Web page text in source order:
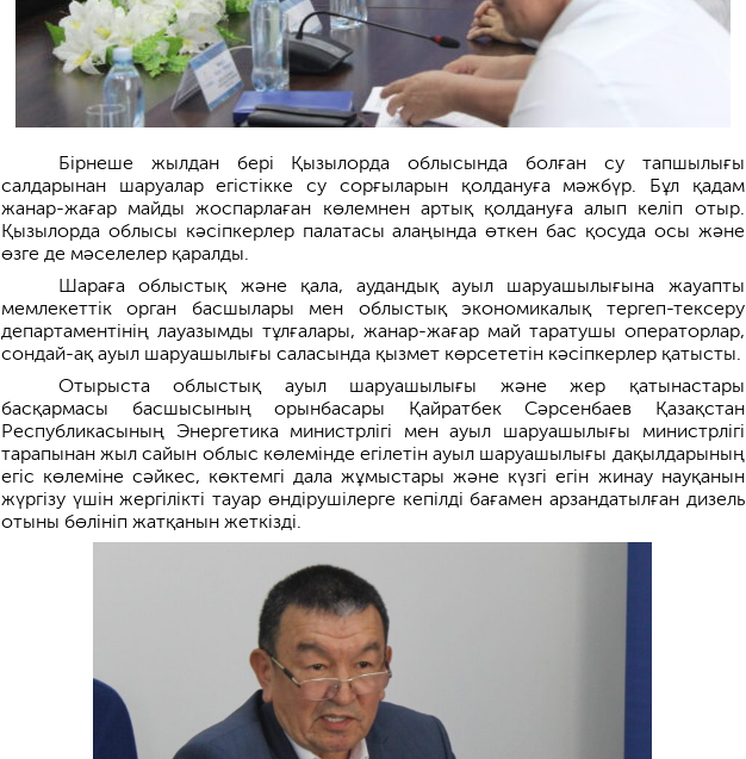
Бірнеше жылдан бері Қызылорда облысында болған су тапшылығы
салдарынан шаруалар егістікке су сорғыларын қолдануға мәжбүр. Бұл қадам
жанар-жағар майды жоспарлаған көлемнен артық қолдануға алып келіп отыр.
Қызылорда облысы кәсіпкерлер палатасы алаңында өткен бас қосуда осы және
өзге де мәселелер қаралды.
Шараға облыстық және қала, аудандық ауыл шаруашылығына жауапты
мемлекеттік орган басшылары мен облыстық экономикалық тергеп-тексеру
департаментінің лауазымды тұлғалары, жанар-жағар май таратушы операторлар,
сондай-ақ ауыл шаруашылығы саласында қызмет көрсететін кәсіпкерлер қатысты.
Отырыста облыстық ауыл шаруашылығы және жер қатынастары
басқармасы басшысының орынбасары Қайратбек Сәрсенбаев Қазақстан
Республикасының Энергетика министрлігі мен ауыл шаруашылығы министрлігі
тарапынан жыл сайын облыс көлемінде егілетін ауыл шаруашылығы дақылдарының
егіс көлеміне сәйкес, көктемгі дала жұмыстары және күзгі егін жинау науқанын
жүргізу үшін жергілікті тауар өндірушілерге кепілді бағамен арзандатылған дизель
отыны бөлініп жатқанын жеткізді.